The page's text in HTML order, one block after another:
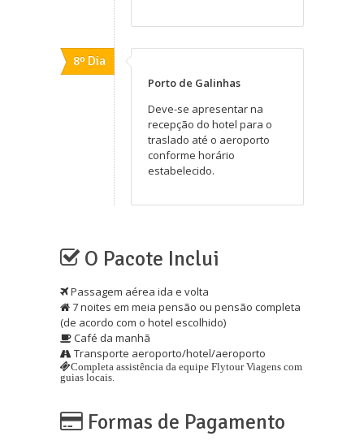
8º Dia
Porto de Galinhas
Deve-se apresentar na
recepção do hotel para o
traslado até o aeroporto
conforme horário
estabelecido.
O Pacote Inclui
Passagem aérea ida e volta
7 noites em meia pensão ou pensão completa
(de acordo com o hotel escolhido)
Café da manhã
Transporte aeroporto/hotel/aeroporto
Completa assistência da equipe Flytour Viagens com
guias locais.
Formas de Pagamento